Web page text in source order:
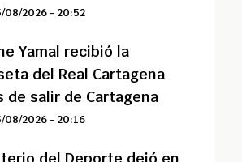
08/2026 - 20:52
Yamal recibió la
del Real Cartagena
de salir de Cartagena
08/2026 - 20:16